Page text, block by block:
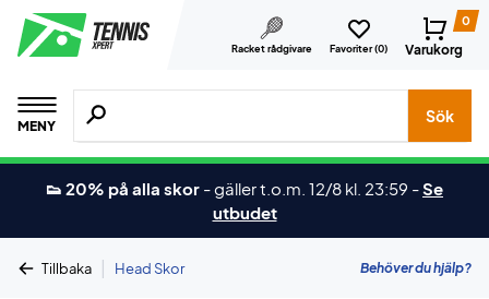
Racket rådgivare Favoriter (0)
0
Varukorg
MENY
Sök efter produkter, märken osv.
Sök
👟 20% på alla skor -gäller t.o.m. 12/8 kl. 23:59 -Se
utbudet
Tillbaka | Head Skor Behöver du hjälp?